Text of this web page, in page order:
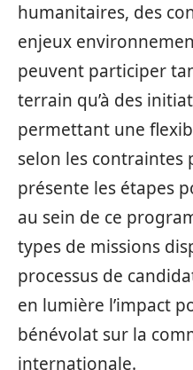
humanitaires, des
enjeux
peuvent participer
terrain qu’à des
permettant une
selon les contraintes
présente les étapes
au sein de ce
types de missions
processus de
en lumière l’impact
bénévolat sur la
internationale.